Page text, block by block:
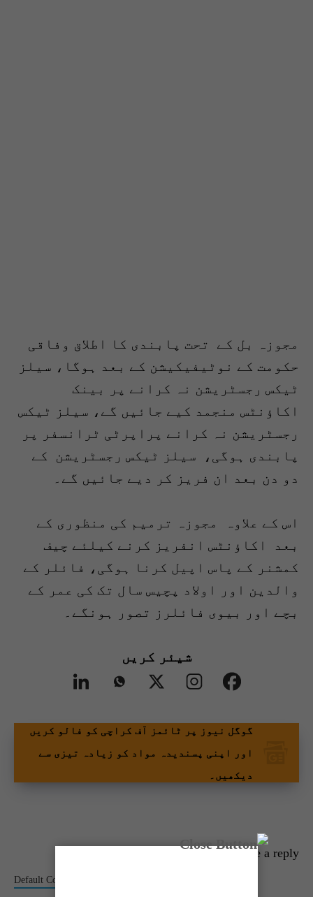
مجوزہ بل کے تحت پابندی کا اطلاق وفاقی
حکومت کے نوٹیفیکیشن کے بعد ہوگا، سیلز
ٹیکس رجسٹریشن نہ کرانے پر بینک
اکاؤنٹس منجمد کیے جائیں گے، سیلز ٹیکس
رجسٹریشن نہ کرانے پراپرٹی ٹرانسفر پر
پابندی ہوگی، سیلز ٹیکس رجسٹریشن کے
دو دن بعد ان فریز کر دیے جائیں گے۔
اس کے علاوہ مجوزہ ترمیم کی منظوری کے
بعد اکاؤنٹس انفریز کرنے کیلئے چیف
کمشنر کے پاس اپیل کرنا ہوگی، فائلر کے
والدین اور اولاد پچیس سال تک کی عمر کے
بچے اور بیوی فائلرز تصور ہونگے۔
شیئر کریں
گوگل نیوز پر ٹائمز آف کراچی کو فالو کریں
اور اپنی پسندیدہ مواد کو زیادہ تیزی سے
دیکھیں۔
Leave a reply
Default Comments (0)